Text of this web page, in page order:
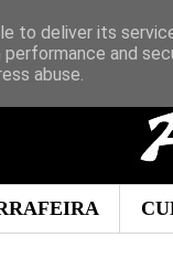
to deliver its
and
abuse.